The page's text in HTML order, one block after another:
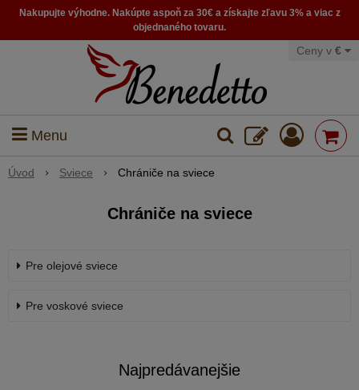
Nakupujte výhodne. Nakúpte aspoň za 30€ a získajte zľavu 3% a viac z
objednaného tovaru.
Menu
Ceny v €
Úvod Sviece Chrániče na sviece
Chrániče na sviece
Pre olejové sviece
Pre voskové sviece
Najpredávanejšie